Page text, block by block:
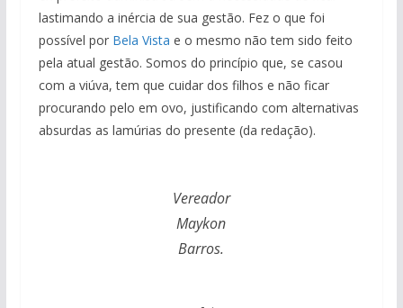
lastimando a inércia de sua gestão. Fez o que foi
possível por Bela Vista e o mesmo não tem sido feito
pela atual gestão. Somos do princípio que, se casou
com a viúva, tem que cuidar dos filhos e não ficar
procurando pelo em ovo, justificando com alternativas
absurdas as lamúrias do presente (da redação).
Vereador
Maykon
Barros.